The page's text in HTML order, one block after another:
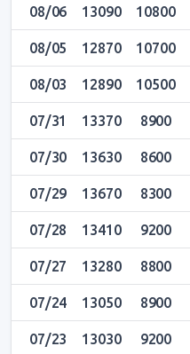
08/06 13090 10800
08/05 12870 10700
08/03 12890 10500
07/31 13370 8900
07/30 13630 8600
07/29 13670 8300
07/28 13410 9200
07/27 13280 8800
07/24 13050 8900
07/23 13030 9200